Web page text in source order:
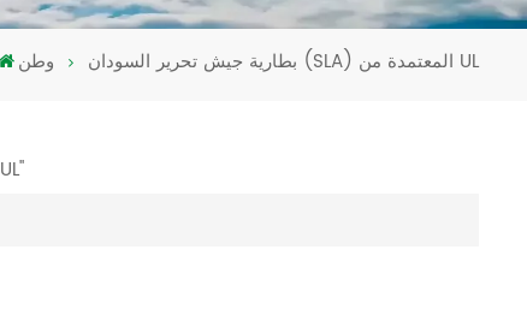
português
Türkçe
وطن بطارية جيش تحرير السودان (SLA) المعتمدة من UL
1 النتائج التي تم العثور عليها ل "بطارية جيش تحرير السودان (SLA) المعتمدة من UL"